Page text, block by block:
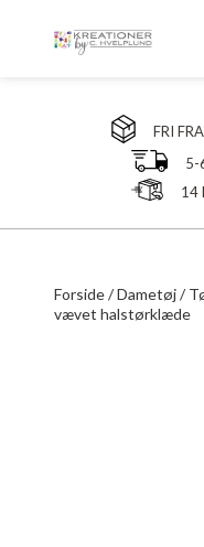
FRI
5-
14
Forside/Dametøj/
vævet halstørklæde